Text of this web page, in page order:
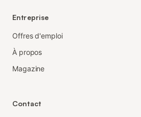
Entreprise
Offres d'emploi
À propos
Magazine
Contact